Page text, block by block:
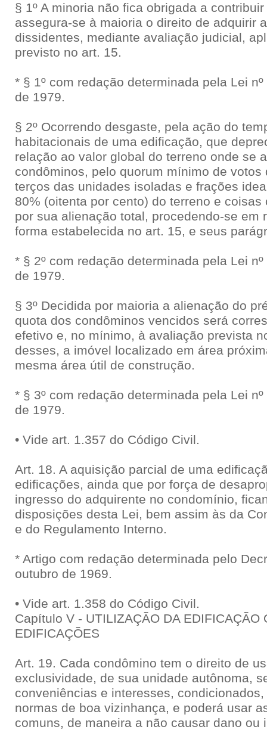
§ 1º A minoria não fica obrigada a
assegura-se à maioria o direito de adquirir
dissidentes, mediante avaliação judicial,
previsto no art. 15.
* § 1º com redação determinada pela Lei
de 1979.
§ 2º Ocorrendo desgaste, pela ação do
habitacionais de uma edificação, que
relação ao valor global do terreno onde se
condôminos, pelo quorum mínimo de votos
terços das unidades isoladas e frações
80% (oitenta por cento) do terreno e
por sua alienação total, procedendo-se em
forma estabelecida no art. 15, e seus
* § 2º com redação determinada pela Lei
de 1979.
§ 3º Decidida por maioria a alienação do
quota dos condôminos vencidos será
efetivo e, no mínimo, à avaliação prevista
desses, a imóvel localizado em área
mesma área útil de construção.
* § 3º com redação determinada pela Lei
de 1979.
• Vide art. 1.357 do Código Civil.
Art. 18. A aquisição parcial de uma
edificações, ainda que por força de
ingresso do adquirente no condomínio,
disposições desta Lei, bem assim às da
e do Regulamento Interno.
* Artigo com redação determinada pelo
outubro de 1969.
• Vide art. 1.358 do Código Civil.
Capítulo V - UTILIZAÇÃO DA EDIFICAÇÃO
EDIFICAÇÕES
Art. 19. Cada condômino tem o direito de
exclusividade, de sua unidade autônoma,
conveniências e interesses,
normas de boa vizinhança, e poderá usar
comuns, de maneira a não causar dano ou